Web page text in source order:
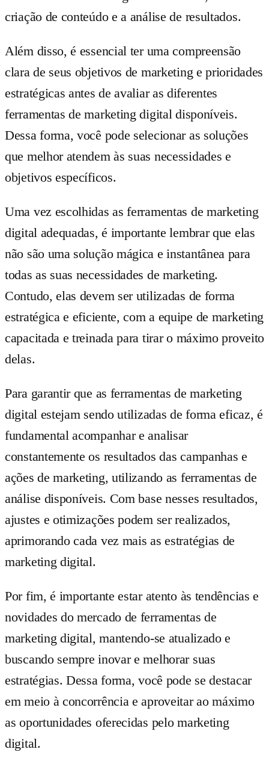
criação de conteúdo e a análise de resultados.
Além disso, é essencial ter uma compreensão
clara de seus objetivos de marketing e prioridades
estratégicas antes de avaliar as diferentes
ferramentas de marketing digital disponíveis.
Dessa forma, você pode selecionar as soluções
que melhor atendem às suas necessidades e
objetivos específicos.
Uma vez escolhidas as ferramentas de marketing
digital adequadas, é importante lembrar que elas
não são uma solução mágica e instantânea para
todas as suas necessidades de marketing.
Contudo, elas devem ser utilizadas de forma
estratégica e eficiente, com a equipe de marketing
capacitada e treinada para tirar o máximo proveito
delas.
Para garantir que as ferramentas de marketing
digital estejam sendo utilizadas de forma eficaz, é
fundamental acompanhar e analisar
constantemente os resultados das campanhas e
ações de marketing, utilizando as ferramentas de
análise disponíveis. Com base nesses resultados,
ajustes e otimizações podem ser realizados,
aprimorando cada vez mais as estratégias de
marketing digital.
Por fim, é importante estar atento às tendências e
novidades do mercado de ferramentas de
marketing digital, mantendo-se atualizado e
buscando sempre inovar e melhorar suas
estratégias. Dessa forma, você pode se destacar
em meio à concorrência e aproveitar ao máximo
as oportunidades oferecidas pelo marketing
digital.